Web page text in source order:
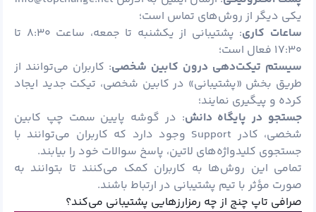
یکی دیگر از روش‌های تماس است؛
ساعات کاری
: پشتیبانی از یکشنبه تا جمعه، ساعت ۸:۳۰ تا
۱۷:۳۰ فعال است؛
سیستم تیکت‌دهی درون کابین شخصی: کاربران می‌توانند از
طریق بخش «پشتیبانی» در کابین شخصی، تیکت جدید ایجاد
کرده و پیگیری نمایند؛
جستجو در پایگاه دانش: در گوشه پایین سمت چپ کابین
شخصی، کادر Support وجود دارد که کاربران می‌توانند با
جستجوی کلیدواژه‌های لاتین، پاسخ سوالات خود را بیابند.
تمامی این روش‌ها به کاربران کمک می‌کنند تا بتوانند به
‌صورت مؤثر با تیم پشتیبانی در ارتباط باشند.
صرافی تاپ چنج از چه رمزارزهایی پشتیبانی می‌کند؟